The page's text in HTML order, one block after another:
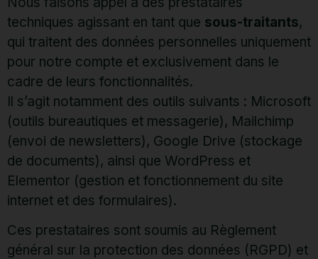
techniques agissant en tant que sous-traitants,
qui traitent des données personnelles uniquement
pour notre compte et exclusivement dans le
cadre de leurs fonctionnalités.
Il s’agit notamment des outils suivants : Microsoft
(outils bureautiques et messagerie), Mailchimp
(envoi de newsletters), Google Drive (stockage
de documents), ainsi que WordPress et
Elementor (gestion et fonctionnement du site
internet et des formulaires).
Ces prestataires sont soumis au Règlement
général sur la protection des données (RGPD) et